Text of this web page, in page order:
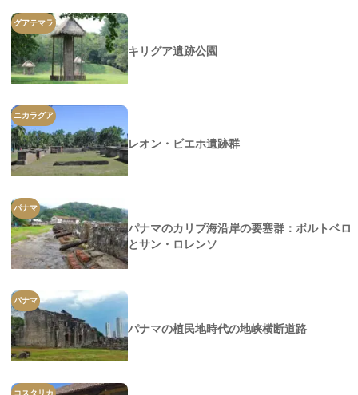
グアテマラ
キリグア遺跡公園
ニカラグア
レオン・ビエホ遺跡群
パナマ
パナマのカリブ海沿岸の要塞群：ポルトベロ
とサン・ロレンソ
パナマ
パナマの植民地時代の地峡横断道路
コスタリカ